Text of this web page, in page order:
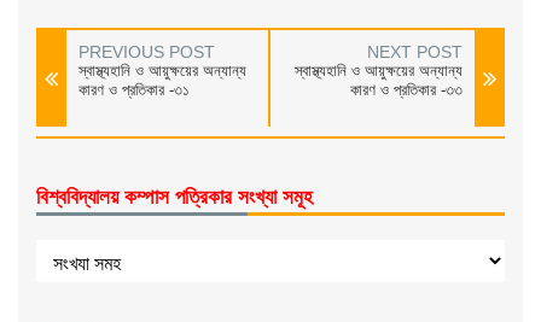
PREVIOUS POST
স্বাস্থ্যহানি ও আয়ুক্ষয়ের অন্যান্য
কারণ ও প্রতিকার -৩১
NEXT POST
স্বাস্থ্যহানি ও আয়ুক্ষয়ের অন্যান্য
কারণ ও প্রতিকার -৩৩
বিশ্ববিদ্যালয় কম্পাস পত্রিকার সংখ্যা সমূহ